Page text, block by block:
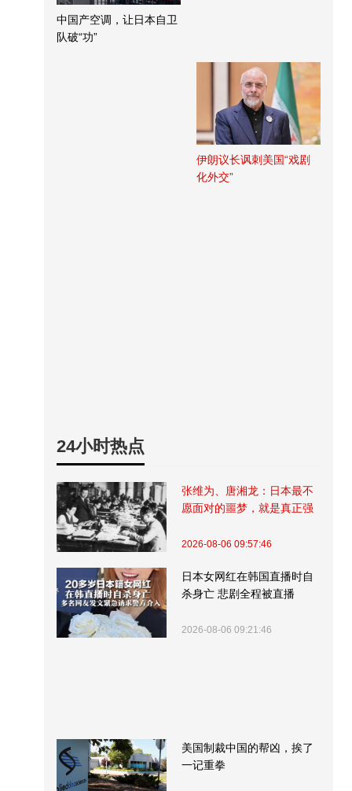
中国产空调，让日本自卫
队破“功”
伊朗议长讽刺美国“戏剧
化外交”
24小时热点
张维为、唐湘龙：日本最不
愿面对的噩梦，就是真正强
2026-08-06 09:57:46
日本女网红在韩国直播时自
杀身亡 悲剧全程被直播
2026-08-06 09:21:46
美国制裁中国的帮凶，挨了
一记重拳